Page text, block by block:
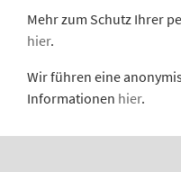
Mehr zum Schutz Ihrer
hier.
Wir führen eine
Informationen hier.